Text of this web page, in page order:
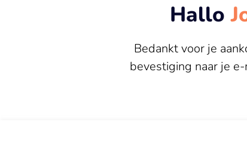
Hallo
Bedankt voor je
bevestiging naar je